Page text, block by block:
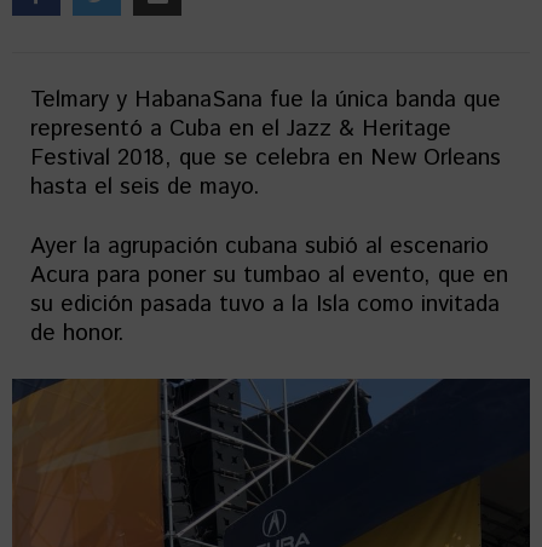
Telmary y HabanaSana fue la única banda que
representó a Cuba en el Jazz & Heritage
Festival 2018, que se celebra en New Orleans
hasta el seis de mayo.
Ayer la agrupación cubana subió al escenario
Acura para poner su tumbao al evento, que en
su edición pasada tuvo a la Isla como invitada
de honor.